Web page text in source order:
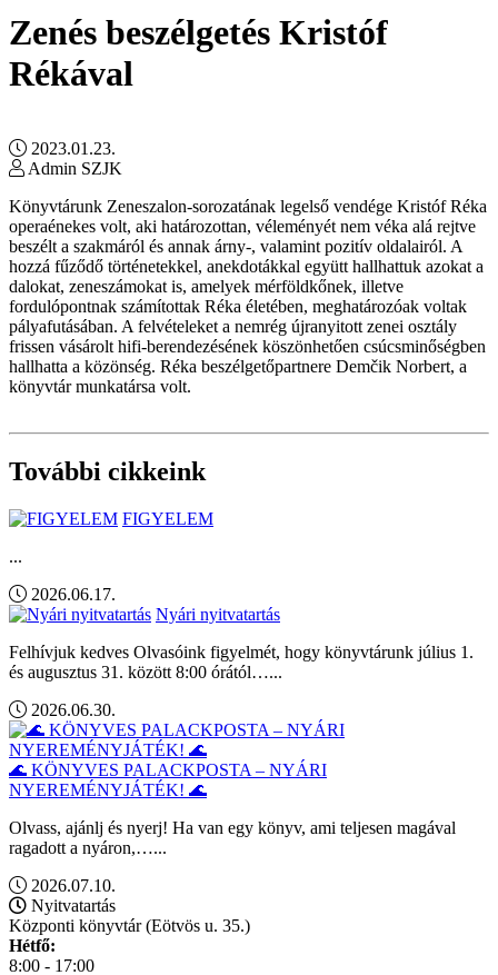
Zenés beszélgetés Kristóf
Rékával
2023.01.23.
Admin SZJK
Könyvtárunk Zeneszalon-sorozatának legelső vendége Kristóf Réka
operaénekes volt, aki határozottan, véleményét nem véka alá rejtve
beszélt a szakmáról és annak árny-, valamint pozitív oldalairól. A
hozzá fűződő történetekkel, anekdotákkal együtt hallhattuk azokat a
dalokat, zeneszámokat is, amelyek mérföldkőnek, illetve
fordulópontnak számítottak Réka életében, meghatározóak voltak
pályafutásában. A felvételeket a nemrég újranyitott zenei osztály
frissen vásárolt hifi-berendezésének köszönhetően csúcsminőségben
hallhatta a közönség. Réka beszélgetőpartnere Demčik Norbert, a
könyvtár munkatársa volt.
További cikkeink
FIGYELEM
...
2026.06.17.
Nyári nyitvatartás
Felhívjuk kedves Olvasóink figyelmét, hogy könyvtárunk július 1.
és augusztus 31. között 8:00 órától…...
2026.06.30.
🌊 KÖNYVES PALACKPOSTA – NYÁRI
NYEREMÉNYJÁTÉK! 🌊
Olvass, ajánlj és nyerj! Ha van egy könyv, ami teljesen magával
ragadott a nyáron,…...
2026.07.10.
Nyitvatartás
Központi könyvtár (Eötvös u. 35.)
Hétfő:
8:00 - 17:00